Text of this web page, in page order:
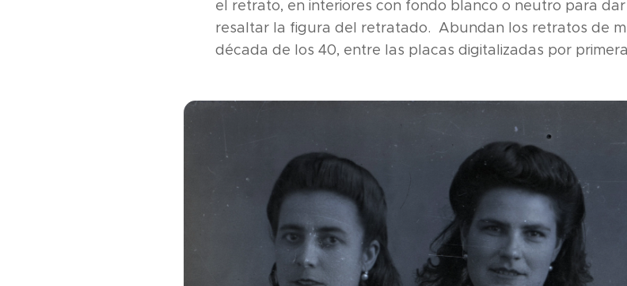
el retrato, en interiores con fondo blanco o neutro para
resaltar la figura del retratado. Abundan los retratos de
década de los 40, entre las placas digitalizadas por